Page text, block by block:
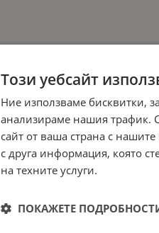
Този уебсайт
Ние използваме бисквитки,
анализираме нашия трафик.
сайт от ваша страна с
с друга информация, която
на техните услуги.
ПОКАЖЕТЕ